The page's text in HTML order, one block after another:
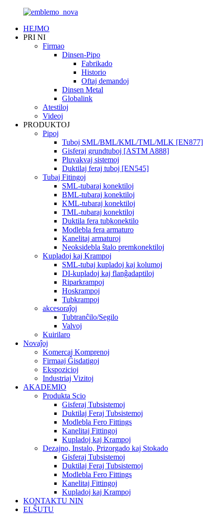
HEJMO
PRI NI
Firmao
Dinsen-Pipo
Fabrikado
Historio
Oftaj demandoj
Dinsen Metal
Globalink
Atestiloj
Videoj
PRODUKTOJ
Pipoj
Tuboj SML/BML/KML/TML/MLK [EN877]
Gisferaj grundtuboj [ASTM A888]
Pluvakvaj sistemoj
Duktilaj feraj tuboj [EN545]
Tubaj Fitingoj
SML-tubaraj konektiloj
BML-tubaraj konektiloj
KML-tubaraj konektiloj
TML-tubaraj konektiloj
Duktila fera tubkonektilo
Modlebla fera armaturo
Kanelitaj armaturoj
Neoksidebla ŝtalo premkonektiloj
Kupladoj kaj Krampoj
SML-tubaj kupladoj kaj kolumoj
DI-kupladoj kaj flanĝadaptiloj
Riparkrampoj
Hoskrampoj
Tubkrampoj
akcesoraĵoj
Tubtranĉilo/Segilo
Valvoj
Kuirilaro
Novaĵoj
Komercaj Komprenoj
Firmaaj Ĝisdatigoj
Ekspozicioj
Industriaj Vizitoj
AKADEMIO
Produkta Scio
Gisferaj Tubsistemoj
Duktilaj Feraj Tubsistemoj
Modlebla Fero Fittings
Kanelitaj Fittingoj
Kupladoj kaj Krampoj
Dezajno, Instalo, Prizorgado kaj Stokado
Gisferaj Tubsistemoj
Duktilaj Feraj Tubsistemoj
Modlebla Fero Fittings
Kanelitaj Fittingoj
Kupladoj kaj Krampoj
KONTAKTU NIN
ELŜUTU